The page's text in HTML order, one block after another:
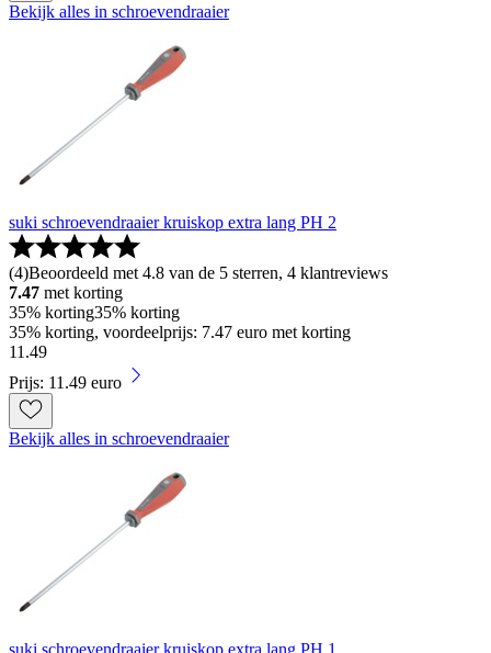
Bekijk alles in schroevendraaier
suki schroevendraaier kruiskop extra lang PH 2
(4)Beoordeeld met 4.8 van de 5 sterren, 4 klantreviews
7.47 met korting
35% korting35% korting
35% korting, voordeelprijs: 7.47 euro met korting
11 .49
Prijs: 11.49 euro
Bekijk alles in schroevendraaier
suki schroevendraaier kruiskop extra lang PH 1